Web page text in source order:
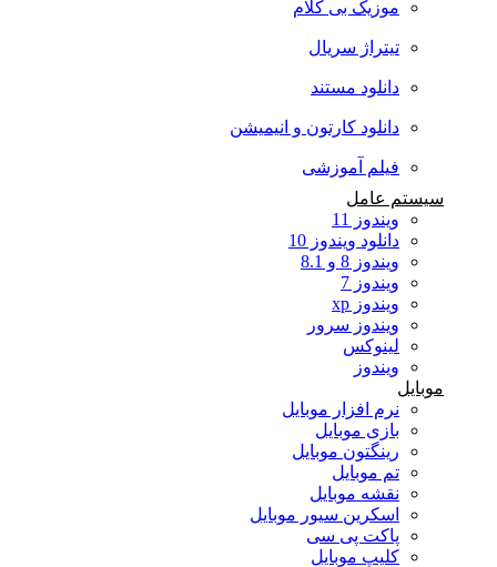
موزیک بی کلام
تیتراژ سریال
دانلود مستند
دانلود کارتون و انیمیشن
فیلم آموزشی
سیستم عامل
ویندوز 11
دانلود ویندوز 10
ویندوز 8 و 8.1
ویندوز 7
ویندوز xp
ویندوز سرور
لینوکس
ویندوز
موبایل
نرم افزار موبایل
بازی موبایل
رینگتون موبایل
تم موبایل
نقشه موبایل
اسکرین سیور موبایل
پاکت پی سی
کلیپ موبایل